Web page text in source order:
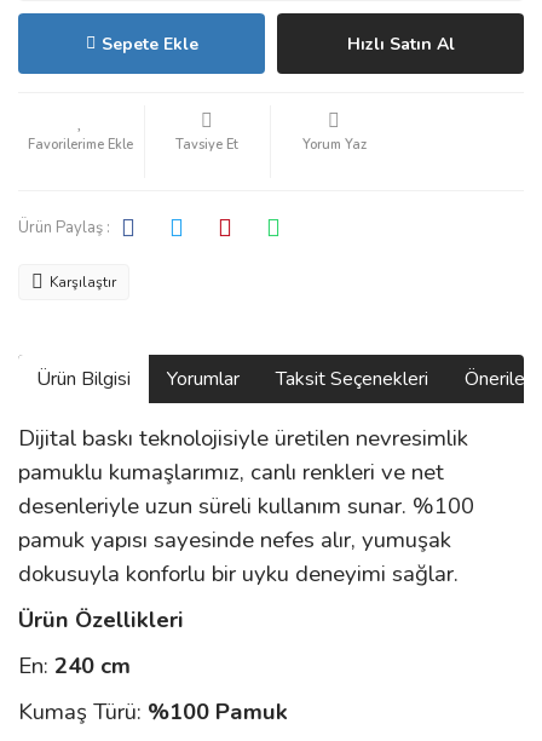
Sepete Ekle Hızlı Satın Al
Tavsiye Et Yorum Yaz
Ürün Paylaş :
Karşılaştır
Ürün Bilgisi Yorumlar Taksit Seçenekleri
Dijital baskı teknolojisiyle üretilen nevresimlik
pamuklu kumaşlarımız, canlı renkleri ve net
desenleriyle uzun süreli kullanım sunar. %100
pamuk yapısı sayesinde nefes alır, yumuşak
dokusuyla konforlu bir uyku deneyimi sağlar.
Ürün Özellikleri
En: 240 cm
Kumaş Türü: %100 Pamuk